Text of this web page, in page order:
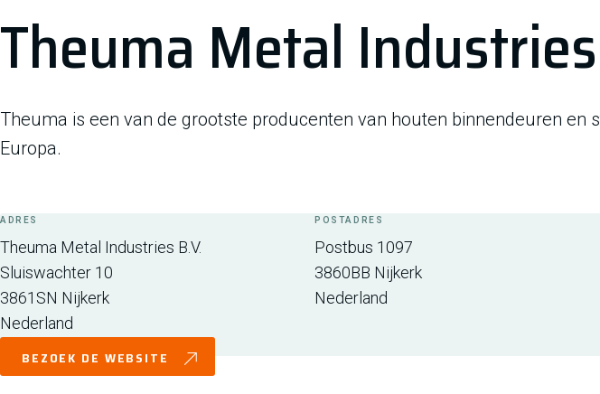
Theuma Metal
Theuma is een van de grootste producenten van houten binnendeuren en
Europa.
ADRES
Theuma Metal Industries B.V.
Sluiswachter 10
3861SN Nijkerk
Nederland
POSTADRES
Postbus 1097
3860BB Nijkerk
Nederland
BEZOEK DE WEBSITE